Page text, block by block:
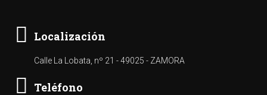
Localización
Calle La Lobata, nº 21 - 49025 - ZAMORA
Teléfono